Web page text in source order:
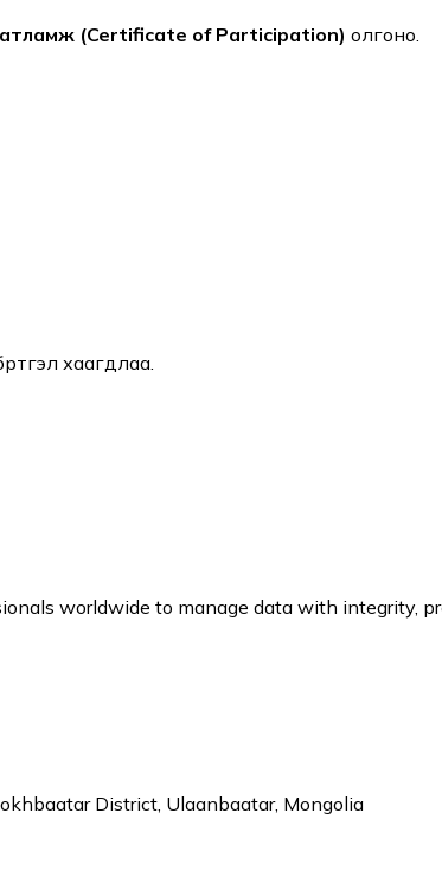
(Certificate of Participation) олгоно.
хаагдлаа.
worldwide to manage data with integrity,
District, Ulaanbaatar, Mongolia